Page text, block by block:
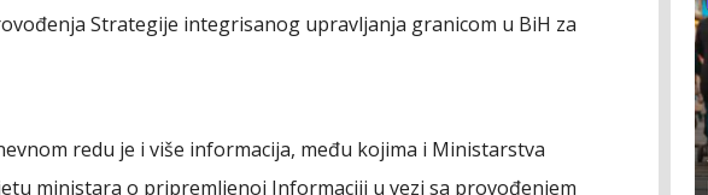
Strategije integrisanog upravljanja granicom u BiH za
redu je i više informacija, među kojima i Ministarstva
ministara o pripremljenoj Informaciji u vezi sa provođenjem